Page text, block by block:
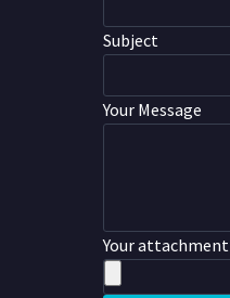
Subject
Your Message
Your attachment